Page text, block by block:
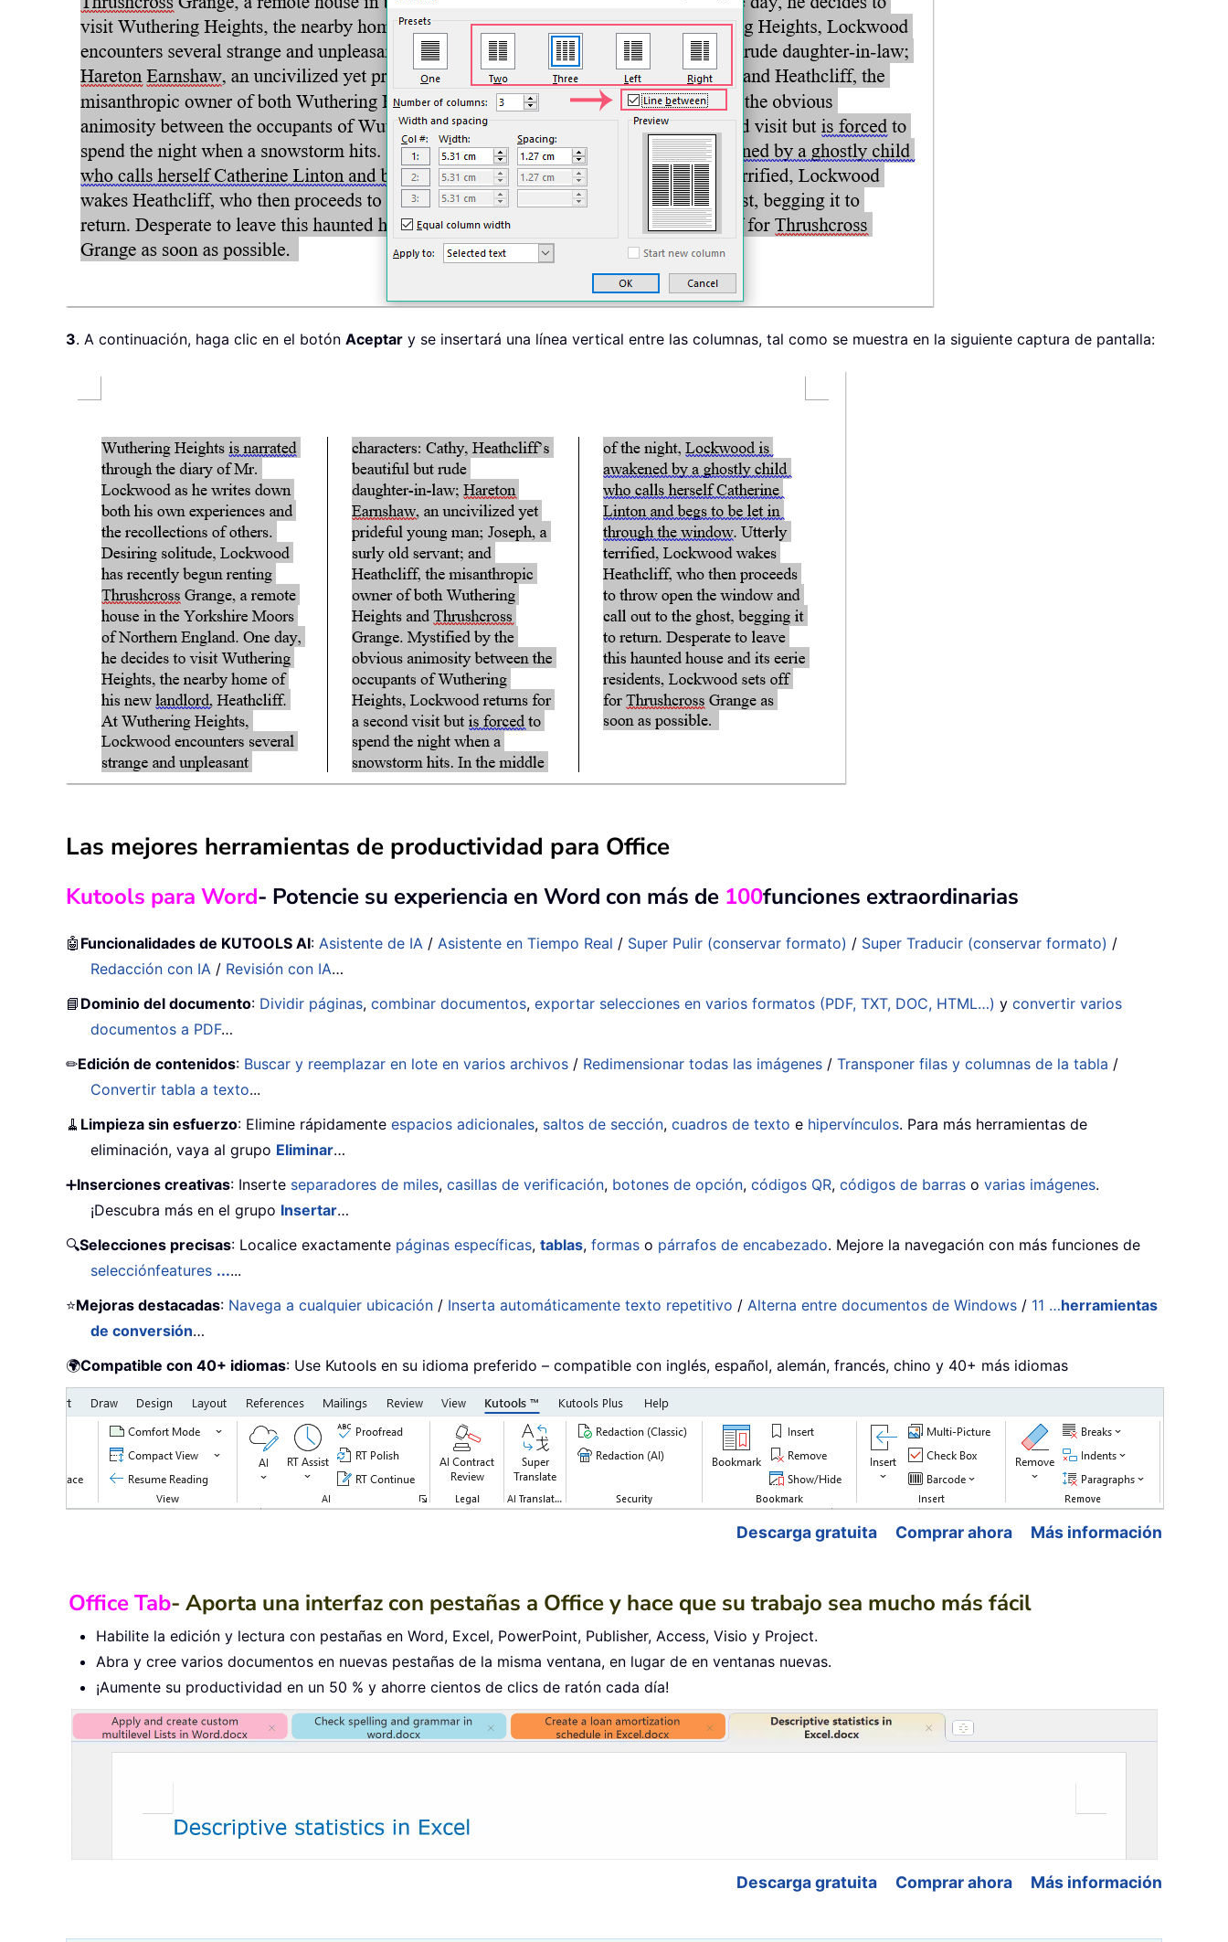
3. A continuación, haga clic en el botón Aceptar y se insertará una línea vertical entre las columnas, tal como se muestra en la siguiente captura de pantalla:
Las mejores herramientas de productividad para Office
Kutools para Word- Potencie su experiencia en Word con más de 100funciones extraordinarias
🤖 Funcionalidades de KUTOOLS AI: Asistente de IA / Asistente en Tiempo Real / Super Pulir (conservar formato) / Super Traducir (conservar formato) /
Redacción con IA / Revisión con IA…
📘 Dominio del documento: Dividir páginas, combinar documentos, exportar selecciones en varios formatos (PDF, TXT, DOC, HTML…) y convertir varios
documentos a PDF…
✏Edición de contenidos: Buscar y reemplazar en lote en varios archivos / Redimensionar todas las imágenes / Transponer filas y columnas de la tabla /
Convertir tabla a texto...
🧹 Limpieza sin esfuerzo: Elimine rápidamente espacios adicionales, saltos de sección, cuadros de texto e hipervínculos. Para más herramientas de
eliminación, vaya al grupo Eliminar…
➕Inserciones creativas: Inserte separadores de miles, casillas de verificación, botones de opción, códigos QR, códigos de barras o varias imágenes.
¡Descubra más en el grupo Insertar…
🔍Selecciones precisas: Localice exactamente páginas específicas, tablas, formas o párrafos de encabezado. Mejore la navegación con más funciones de
selecciónfeatures ......
⭐Mejoras destacadas: Navega a cualquier ubicación / Inserta automáticamente texto repetitivo / Alterna entre documentos de Windows / 11 …herramientas
de conversión…
🌍Compatible con 40+ idiomas: Use Kutools en su idioma preferido – compatible con inglés, español, alemán, francés, chino y 40+ más idiomas
Descarga gratuita Comprar ahora Más información
Office Tab- Aporta una interfaz con pestañas a Office y hace que su trabajo sea mucho más fácil
Habilite la edición y lectura con pestañas en Word, Excel, PowerPoint, Publisher, Access, Visio y Project.
Abra y cree varios documentos en nuevas pestañas de la misma ventana, en lugar de en ventanas nuevas.
¡Aumente su productividad en un 50 % y ahorre cientos de clics de ratón cada día!
Descarga gratuita Comprar ahora Más información